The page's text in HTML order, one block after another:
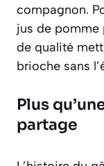
compagnon.
jus de pomme
de qualité
brioche sans
Plus
partage